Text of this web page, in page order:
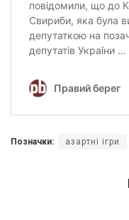
Позначки: азартні ігри